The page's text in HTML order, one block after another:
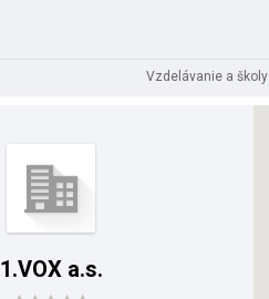
Vzdelávanie a školy
1.VOX a.s.